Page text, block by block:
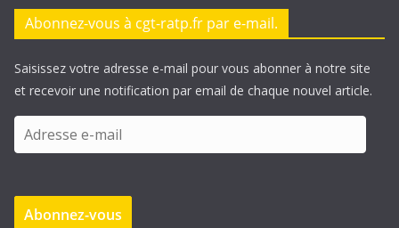
Abonnez-vous à cgt-ratp.fr par e-mail.
Saisissez votre adresse e-mail pour vous abonner à notre site
et recevoir une notification par email de chaque nouvel article.
d
e
Abonnez-vous